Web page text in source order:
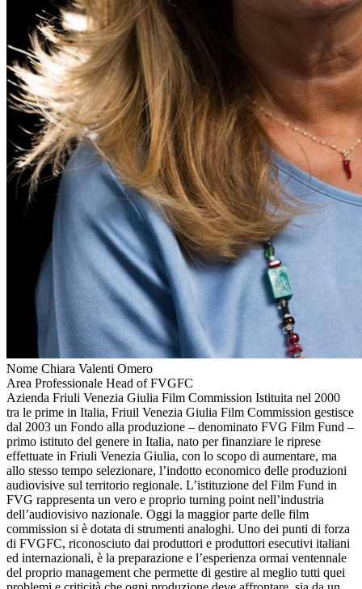
Nome Chiara Valenti Omero
Area Professionale Head of FVGFC
Azienda Friuli Venezia Giulia Film Commission Istituita nel 2000
tra le prime in Italia, Friuil Venezia Giulia Film Commission gestisce
dal 2003 un Fondo alla produzione – denominato FVG Film Fund –
primo istituto del genere in Italia, nato per finanziare le riprese
effettuate in Friuli Venezia Giulia, con lo scopo di aumentare, ma
allo stesso tempo selezionare, l’indotto economico delle produzioni
audiovisive sul territorio regionale. L’istituzione del Film Fund in
FVG rappresenta un vero e proprio turning point nell’industria
dell’audiovisivo nazionale. Oggi la maggior parte delle film
commission si è dotata di strumenti analoghi. Uno dei punti di forza
di FVGFC, riconosciuto dai produttori e produttori esecutivi italiani
ed internazionali, è la preparazione e l’esperienza ormai ventennale
del proprio management che permette di gestire al meglio tutti quei